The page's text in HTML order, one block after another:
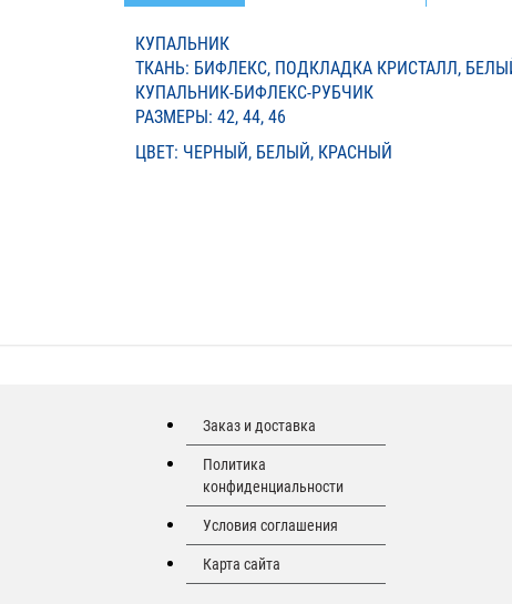
КУПАЛЬНИК
ТКАНЬ: БИФЛЕКС, ПОДКЛАДКА КРИСТАЛЛ,
КУПАЛЬНИК-БИФЛЕКС-РУБЧИК
РАЗМЕРЫ: 42, 44, 46
ЦВЕТ: ЧЕРНЫЙ, БЕЛЫЙ, КРАСНЫЙ
Заказ и доставка
Политика
конфиденциальности
Условия соглашения
Карта сайта